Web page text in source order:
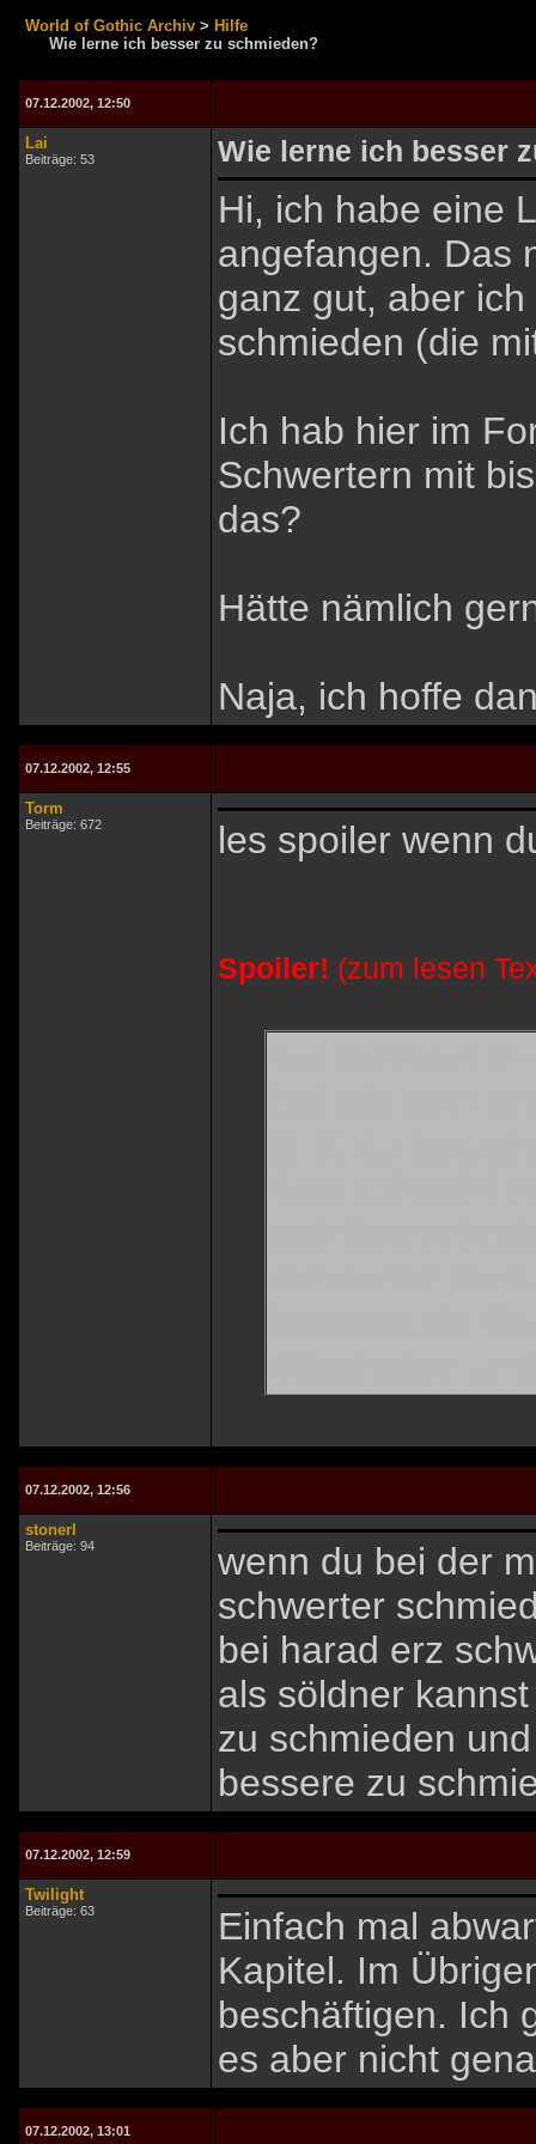
World of Gothic Archiv > Hilfe
Wie lerne ich besser zu schmieden?
07.12.2002, 12:50
Lai
Beiträge: 53 Wie lerne ich besser
Hi, ich habe eine
angefangen. Das
ganz gut, aber
schmieden (die
Ich hab hier im
Schwertern mit
das?
Hätte nämlich
Naja, ich hoffe
07.12.2002, 12:55
Torm
Beiträge: 672 les spoiler wenn
Spoiler! (zum lesen
07.12.2002, 12:56
stonerl
Beiträge: 94
wenn du bei der
schwerter
bei harad erz
als söldner
zu schmieden
bessere zu
07.12.2002, 12:59
Twilight
Beiträge: 63
Einfach mal
Kapitel. Im
beschäftigen. Ich
es aber nicht
07.12.2002, 13:01